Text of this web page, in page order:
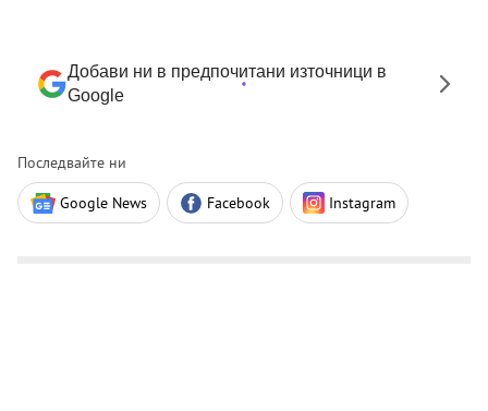
Добави ни в предпочитани източници в
Google
Последвайте ни
Google News Facebook Instagram